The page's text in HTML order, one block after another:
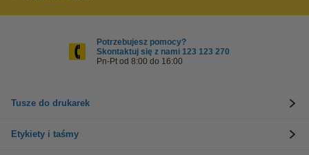
Potrzebujesz pomocy?
Skontaktuj się z nami 123 123 270
Pn-Pt od 8:00 do 16:00
Tusze do drukarek
Etykiety i taśmy